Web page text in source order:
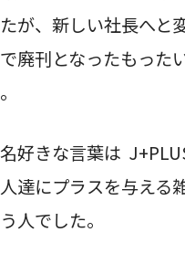
が、新しい社長へと
廃刊となったもった
好きな言葉は
達にプラスを与える
人でした。